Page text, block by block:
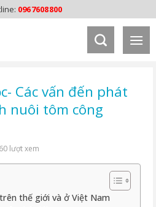
0967608800
Các vấn đến phát
nuôi tôm công
lượt xem
thế giới và ở Việt Nam